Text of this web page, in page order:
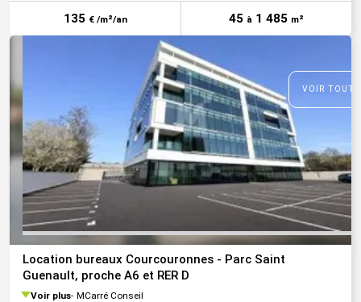
135 € /m²/an 45 à 1 485 m²
VOIR
Location bureaux Courcouronnes - Parc Saint
Guenault, proche A6 et RER D
Voir plus MCarré Conseil